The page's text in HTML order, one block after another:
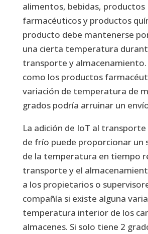
alimentos, bebidas, productos
farmacéuticos y productos
producto debe mantenerse
una cierta temperatura
transporte y almacenamiento.
como los productos
variación de temperatura de
grados podría arruinar un
La adición de IoT al transporte
de frío puede proporcionar un
de la temperatura en tiempo
transporte y el
a los propietarios o
compañía si existe alguna
temperatura interior de los
almacenes. Si solo tiene 2